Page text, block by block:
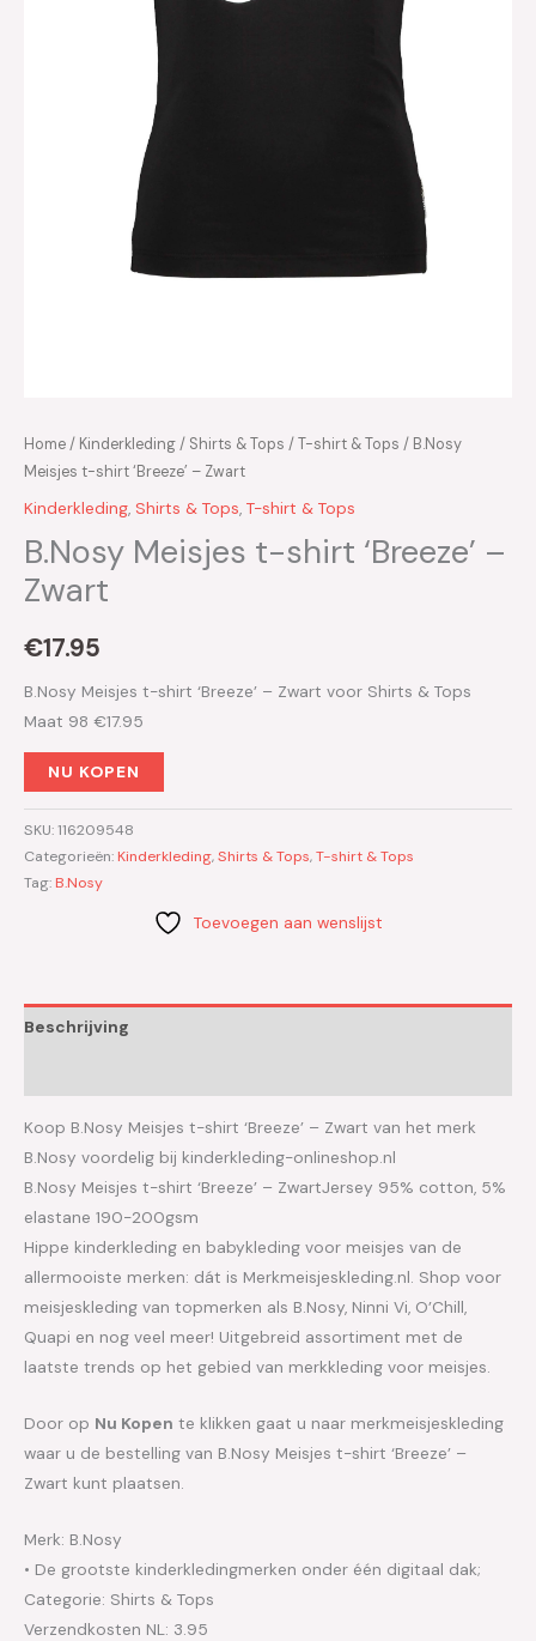
Home/ Kinderkleding/ Shirts & Tops /T-shirt & Tops / B.Nosy
Meisjes t-shirt ‘Breeze’ – Zwart
Kinderkleding, Shirts & Tops, T-shirt & Tops
B.Nosy Meisjes t-shirt ‘Breeze’ –
Zwart
€17.95
B.Nosy Meisjes t-shirt ‘Breeze’ – Zwart voor Shirts & Tops
Maat 98 €17.95
NU KOPEN
SKU:116209548
Categorieën: Kinderkleding,Shirts & Tops,T-shirt & Tops
Tag: B.Nosy
Toevoegen aan wenslijst
Beschrijving
Koop B.Nosy Meisjes t-shirt ‘Breeze’ – Zwart van het merk
B.Nosy voordelig bij kinderkleding-onlineshop.nl
B.Nosy Meisjes t-shirt ‘Breeze’ – ZwartJersey 95% cotton, 5%
elastane 190-200gsm
Hippe kinderkleding en babykleding voor meisjes van de
allermooiste merken: dát is Merkmeisjeskleding.nl. Shop voor
meisjeskleding van topmerken als B.Nosy, Ninni Vi, O’Chill,
Quapi en nog veel meer! Uitgebreid assortiment met de
laatste trends op het gebied van merkkleding voor meisjes.
Door op Nu Kopen te klikken gaat u naar merkmeisjeskleding
waar u de bestelling van B.Nosy Meisjes t-shirt ‘Breeze’ –
Zwart kunt plaatsen.
Merk: B.Nosy
• De grootste kinderkledingmerken onder één digitaal dak;
Categorie: Shirts & Tops
Verzendkosten NL: 3.95